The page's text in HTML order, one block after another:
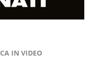
IN VIDEO